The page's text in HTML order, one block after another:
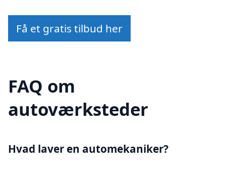
Få et gratis tilbud her
FAQ om
autoværksteder
Hvad laver en automekaniker?